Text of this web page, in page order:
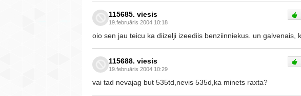
115685. viesis
19.februāris 2004 10:18
oio sen jau teicu ka diizelji izeediis benziinniekus. un galvenais,
115688. viesis
19.februāris 2004 10:29
vai tad nevajag but 535td,nevis 535d,ka minets raxta?